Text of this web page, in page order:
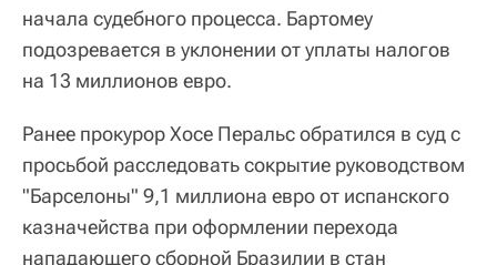
начала судебного процесса. Бартомеу
подозревается в уклонении от уплаты налогов
на 13 миллионов евро.
Ранее прокурор Хосе Перальс обратился в суд с
просьбой расследовать сокрытие руководством
"Барселоны" 9,1 миллиона евро от испанского
казначейства при оформлении перехода
нападающего сборной Бразилии в стан